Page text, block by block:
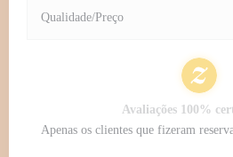
Qualidade/Preço
Avaliações 100%
Apenas os clientes que fizeram